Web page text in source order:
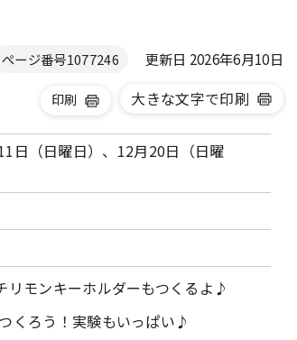
ページ番号1077246 更新日 2026年6月10日
印刷 大きな文字で印刷
日（日曜日）、12月20日（日曜
リモンキーホルダーもつくるよ♪
くろう！実験もいっぱい♪